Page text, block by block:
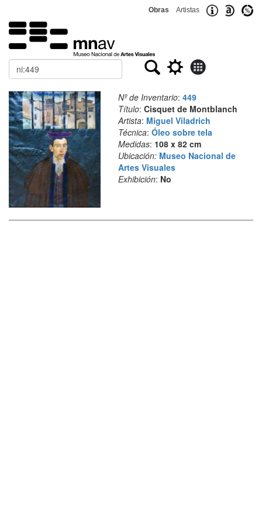
Obras Artistas
Buscar
Nº de Inventario: 449
Título: Cisquet de Montblanch
Artista: Miguel Viladrich
Técnica: Óleo sobre tela
Medidas: 108 x 82 cm
Ubicación: Museo Nacional de
Artes Visuales
Exhibición: No